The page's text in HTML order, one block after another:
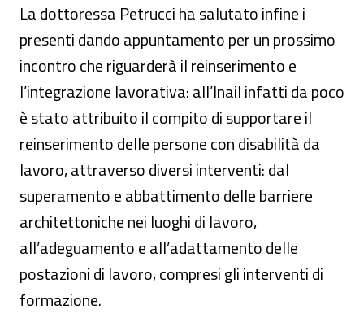
La dottoressa Petrucci ha salutato infine i
presenti dando appuntamento per un prossimo
incontro che riguarderà il reinserimento e
l’integrazione lavorativa: all’Inail infatti da poco
è stato attribuito il compito di supportare il
reinserimento delle persone con disabilità da
lavoro, attraverso diversi interventi: dal
superamento e abbattimento delle barriere
architettoniche nei luoghi di lavoro,
all’adeguamento e all’adattamento delle
postazioni di lavoro, compresi gli interventi di
formazione.